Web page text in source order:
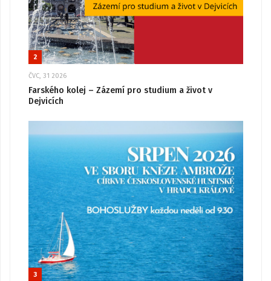
2
ČVC, 31 2026
Farského kolej – Zázemí pro studium a život v
Dejvicích
3